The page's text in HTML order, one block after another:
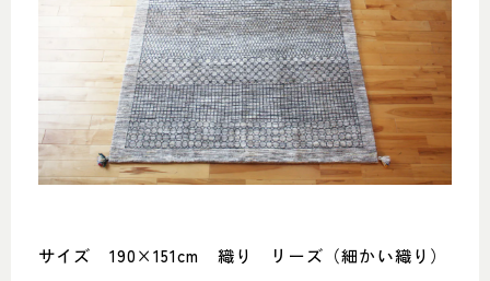
サイズ 190×151cm 織り リーズ（細かい織り）